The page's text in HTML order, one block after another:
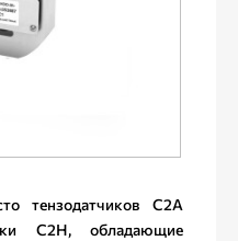
тензодатчиков С2А
С2Н, обладающие